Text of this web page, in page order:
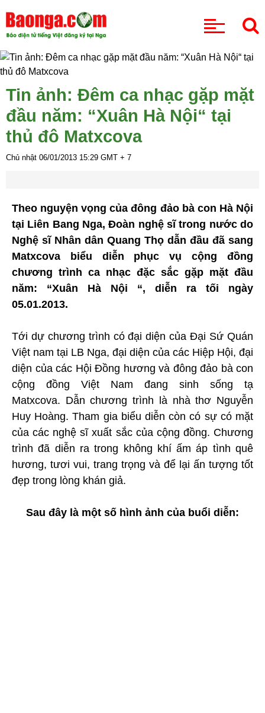
Tin ảnh: Đêm ca nhạc gặp mặt
đầu năm: “Xuân Hà Nội“ tại
thủ đô Matxcova
Chủ nhật 06/01/2013 15:29 GMT + 7
Theo nguyện vọng của đông đảo bà con Hà Nội
tại Liên Bang Nga, Đoàn nghệ sĩ trong nước do
Nghệ sĩ Nhân dân Quang Thọ dẫn đầu đã sang
Matxcova biểu diễn phục vụ cộng đồng
chương trình ca nhạc đặc sắc gặp mặt đầu
năm: “Xuân Hà Nội “, diễn ra tối ngày
05.01.2013.
Tới dự chương trình có đại diện của Đại Sứ Quán
Việt nam tại LB Nga, đại diện của các Hiệp Hội, đại
diện của các Hội Đồng hương và đông đảo bà con
cộng đồng Việt Nam đang sinh sống tạ
Matxcova. Dẫn chương trình là nhà thơ Nguyễn
Huy Hoàng. Tham gia biểu diễn còn có sự có mặt
của các nghệ sĩ xuất sắc của cộng đồng. Chương
trình đã diễn ra trong không khí ấm áp tình quê
hương, tươi vui, trang trọng và để lại ấn tượng tốt
đẹp trong lòng khán giả.
Sau đây là một số hình ảnh của buổi diễn: